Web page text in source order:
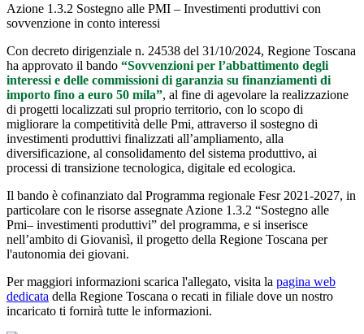
Azione 1.3.2 Sostegno alle PMI – Investimenti produttivi con
sovvenzione in conto interessi
Con decreto dirigenziale n. 24538 del 31/10/2024, Regione Toscana
ha approvato il bando “Sovvenzioni per l’abbattimento degli
interessi e delle commissioni di garanzia su finanziamenti di
importo fino a euro 50 mila”, al fine di agevolare la realizzazione
di progetti localizzati sul proprio territorio, con lo scopo di
migliorare la competitività delle Pmi, attraverso il sostegno di
investimenti produttivi finalizzati all’ampliamento, alla
diversificazione, al consolidamento del sistema produttivo, ai
processi di transizione tecnologica, digitale ed ecologica.
Il bando è cofinanziato dal Programma regionale Fesr 2021-2027, in
particolare con le risorse assegnate Azione 1.3.2 “Sostegno alle
Pmi– investimenti produttivi” del programma, e si inserisce
nell’ambito di Giovanisì, il progetto della Regione Toscana per
l'autonomia dei giovani.
Per maggiori informazioni scarica l'allegato, visita la pagina web
dedicata della Regione Toscana o recati in filiale dove un nostro
incaricato ti fornirà tutte le informazioni.